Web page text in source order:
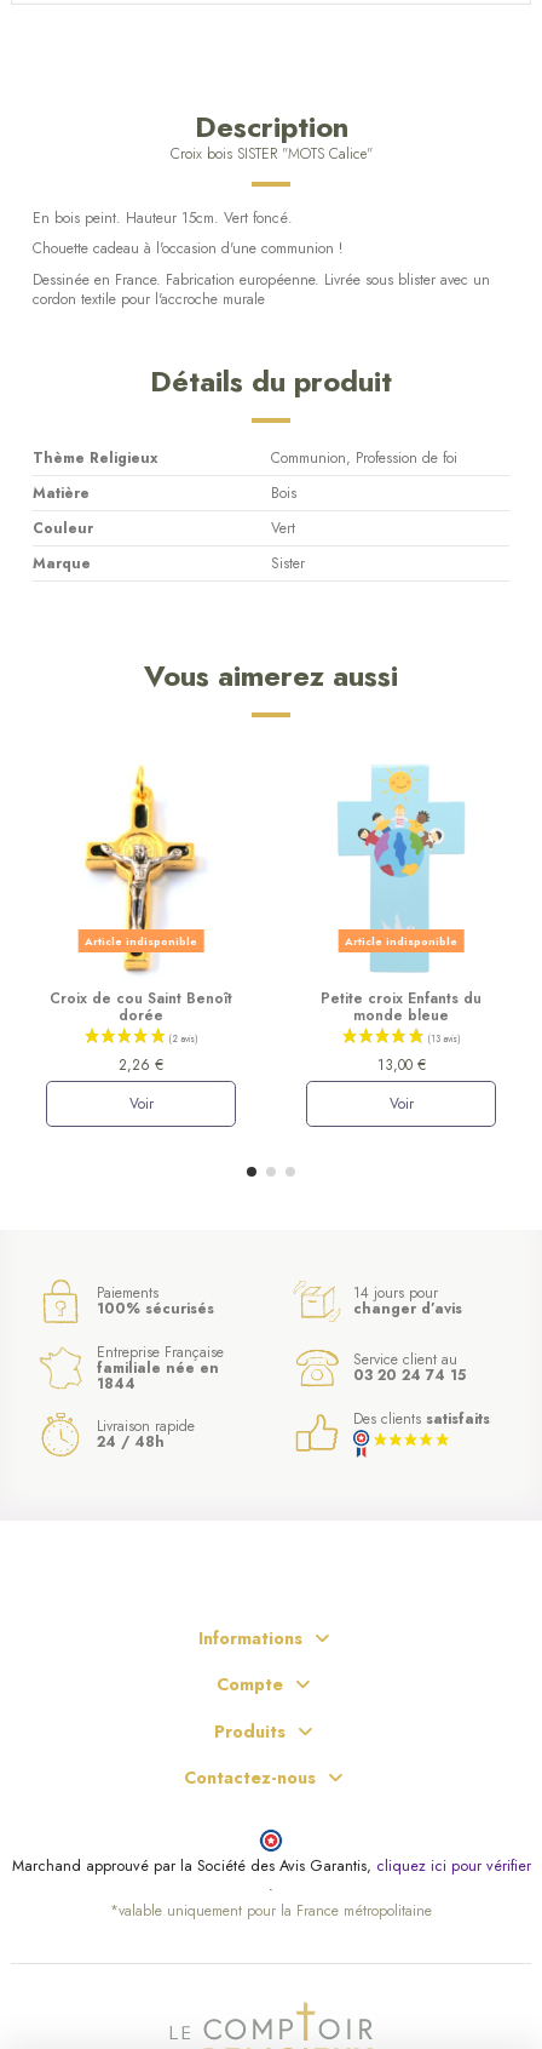
Description
Croix bois SISTER "MOTS Calice"
En bois peint. Hauteur 15cm. Vert foncé.
Chouette cadeau à l'occasion d'une communion !
Dessinée en France. Fabrication européenne. Livrée sous blister avec un
cordon textile pour l'accroche murale
Détails du produit
Thème Religieux
Communion, Profession de foi
Matière
Bois
Couleur
Vert
Marque
Sister
Vous aimerez aussi
Article indisponible
Croix de cou Saint Benoît
dorée
2,26 €
Voir
Article indisponible
Petite croix Enfants du
monde bleue
13,00 €
Voir
Paiements
100% sécurisés
14 jours pour
changer d’avis
Entreprise Française
familiale née en
1844
Service client au
03 20 24 74 15
Livraison rapide
24 / 48h
Des clients satisfaits
Informations
Compte
Produits
Contactez-nous
Marchand approuvé par la Société des Avis Garantis, cliquez ici pour vérifier
.
*valable uniquement pour la France métropolitaine